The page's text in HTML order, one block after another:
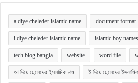
a diye cheleder islamic name document format
i diye cheleder islamic name islamic boy names
tech blog bangla website word file
আ দিয়ে ছেলেদের ইসলামিক নাম ই দিয়ে ছেলেদের